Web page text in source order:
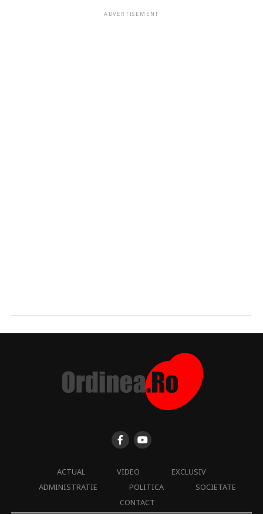
ADVERTISEMENT
ACTUAL VIDEO
EXCLUSIV
ADMINISTRATIE
POLITICA
SOCIETATE
CONTACT